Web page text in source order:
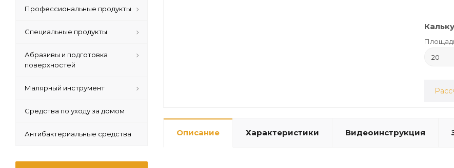
Описание Характеристики Видеоинструкция
Профессиональные продукты
Специальные продукты
Абразивы и подготовка
поверхностей
Малярный инструмент
Средства по уходу за домом
Антибактериальные средства